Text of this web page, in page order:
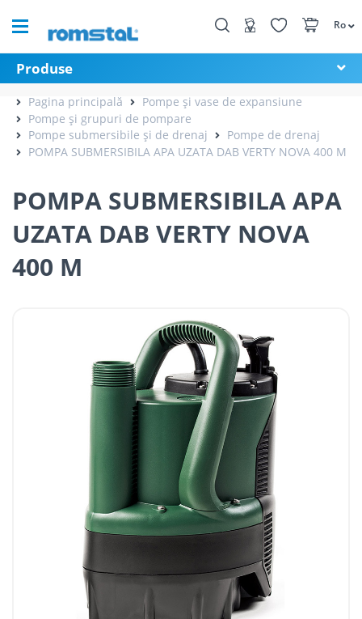
Ro
Produse
Pagina principală
Pompe și vase de expansiune
Pompe și grupuri de pompare
Pompe submersibile și de drenaj
Pompe de drenaj
POMPA SUBMERSIBILA APA UZATA DAB VERTY NOVA 400 M
POMPA SUBMERSIBILA APA
UZATA DAB VERTY NOVA
400 M